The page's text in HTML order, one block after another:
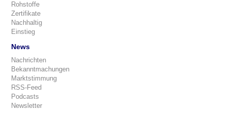
Rohstoffe
Zertifikate
Nachhaltig
Einstieg
News
Nachrichten
Bekanntmachungen
Marktstimmung
RSS-Feed
Podcasts
Newsletter